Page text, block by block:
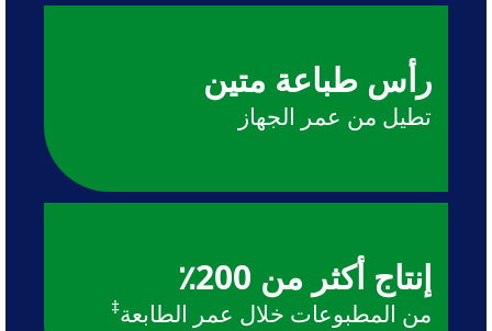
رأس طباعة متين
تطيل من عمر الجهاز
إنتاج أكثر من 200٪
من المطبوعات خلال عمر الطابعة‡